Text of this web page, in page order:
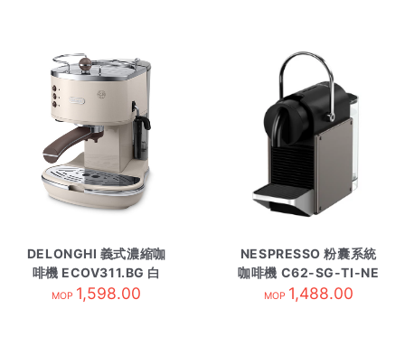
DELONGHI 義式濃縮咖
啡機 ECOV311.BG 白
MOP 1,598.00
NESPRESSO 粉囊系統
咖啡機 C62-SG-TI-NE
鈦
MOP 1,488.00